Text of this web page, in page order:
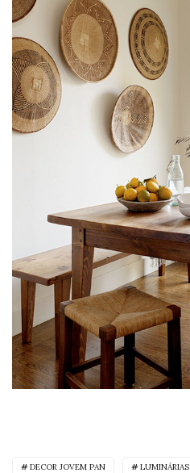
DECOR JOVEM PAN LUMINÁRIAS